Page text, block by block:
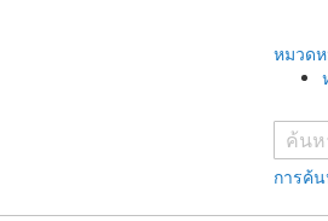
หมวด
การค้